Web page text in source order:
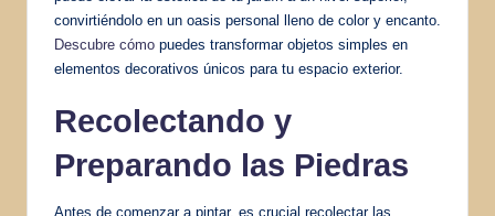
convirtiéndolo en un oasis personal lleno de color y encanto.
Descubre cómo puedes transformar objetos simples en
elementos decorativos únicos para tu espacio exterior.
Recolectando y
Preparando las Piedras
Antes de comenzar a pintar, es crucial recolectar las